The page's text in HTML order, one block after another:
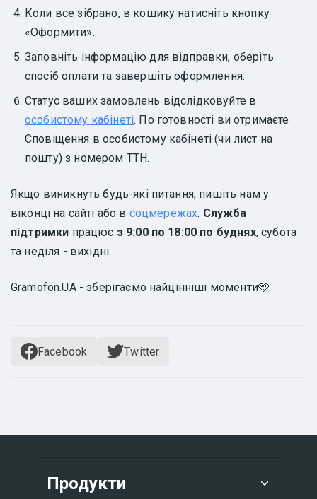
Коли все зібрано, в кошику натисніть кнопку
«Оформити».
Заповніть інформацію для відправки, оберіть
спосіб оплати та завершіть оформлення.
Статус ваших замовлень відслідковуйте в
особистому кабінеті. По готовності ви отримаєте
Сповіщення в особистому кабінеті (чи лист на
пошту) з номером ТТН.
Якщо виникнуть будь-які питання, пишіть нам у
віконці на сайті або в соцмережах. Служба
підтримки працює з 9:00 по 18:00 по буднях, субота
та неділя - вихідні.
Gramofon.UA - зберігаємо найцінніші моменти🩵
Facebook Twitter
Продукти